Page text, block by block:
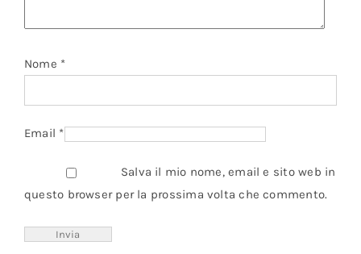
Nome *
Email *
Salva il mio nome, email e sito web in
questo browser per la prossima volta che commento.